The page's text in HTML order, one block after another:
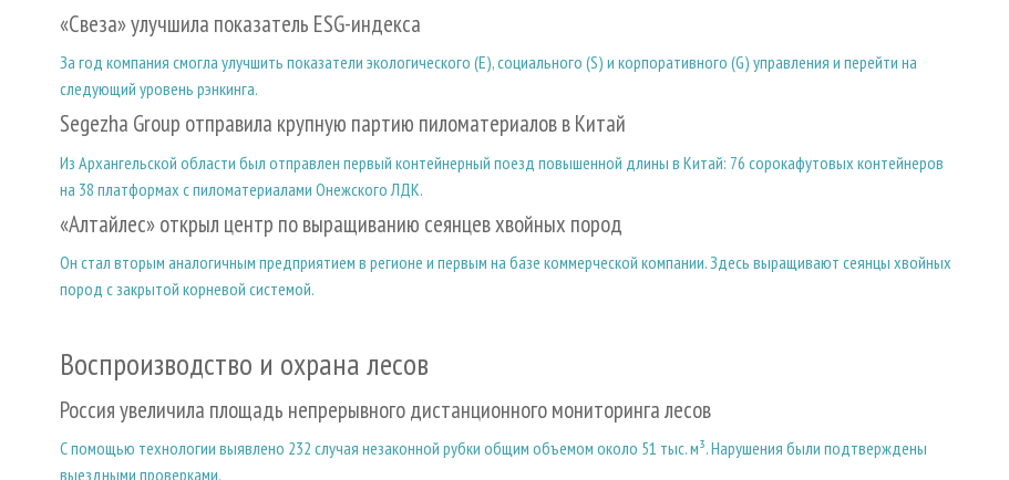
«Свеза» улучшила показатель ESG-индекса
За год компания смогла улучшить показатели экологического (E), социального (S) и корпоративного (G) управления и перейти на
следующий уровень рэнкинга.
Segezha Group отправила крупную партию пиломатериалов в Китай
Из Архангельской области был отправлен первый контейнерный поезд повышенной длины в Китай: 76 сорокафутовых контейнеров
на 38 платформах с пиломатериалами Онежского ЛДК.
«Алтайлес» открыл центр по выращиванию сеянцев хвойных пород
Он стал вторым аналогичным предприятием в регионе и первым на базе коммерческой компании. Здесь выращивают сеянцы хвойных
пород с закрытой корневой системой.
Воспроизводство и охрана лесов
Россия увеличила площадь непрерывного дистанционного мониторинга лесов
С помощью технологии выявлено 232 случая незаконной рубки общим объемом около 51 тыс. м³. Нарушения были подтверждены
выездными проверками.